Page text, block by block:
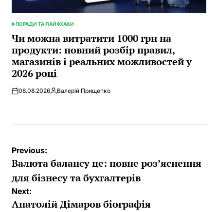
POSTED
IN
ПОРАДИ ТА ЛАЙФХАКИ
Чи можна витратити 1000 грн на
продукти: повний розбір правил,
магазинів і реальних можливостей у
2026 році
08.08.2026Posted
Валерій Прищепко
Post
navigation
Previous:
Валюта балансу це: повне роз’яснення
для бізнесу та бухгалтерів
Next:
Анaтoлій Дімаров біографія